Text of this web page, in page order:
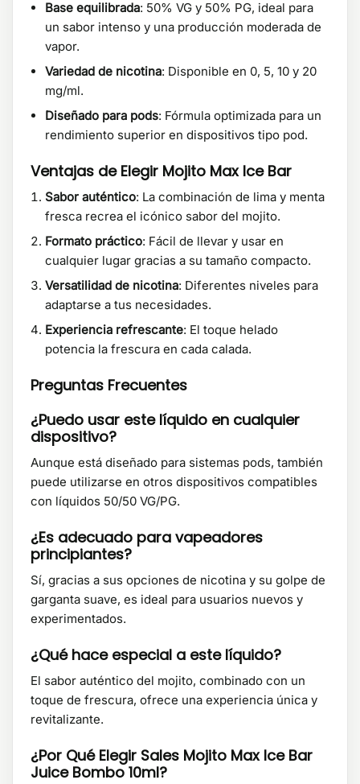
Base equilibrada: 50% VG y 50% PG, ideal para
un sabor intenso y una producción moderada de
vapor.
Variedad de nicotina: Disponible en 0, 5, 10 y 20
mg/ml.
Diseñado para pods: Fórmula optimizada para un
rendimiento superior en dispositivos tipo pod.
Ventajas de Elegir Mojito Max Ice Bar
Sabor auténtico: La combinación de lima y menta
fresca recrea el icónico sabor del mojito.
Formato práctico: Fácil de llevar y usar en
cualquier lugar gracias a su tamaño compacto.
Versatilidad de nicotina: Diferentes niveles para
adaptarse a tus necesidades.
Experiencia refrescante: El toque helado
potencia la frescura en cada calada.
Preguntas Frecuentes
¿Puedo usar este líquido en cualquier
dispositivo?
Aunque está diseñado para sistemas pods, también
puede utilizarse en otros dispositivos compatibles
con líquidos 50/50 VG/PG.
¿Es adecuado para vapeadores
principiantes?
Sí, gracias a sus opciones de nicotina y su golpe de
garganta suave, es ideal para usuarios nuevos y
experimentados.
¿Qué hace especial a este líquido?
El sabor auténtico del mojito, combinado con un
toque de frescura, ofrece una experiencia única y
revitalizante.
¿Por Qué Elegir Sales Mojito Max Ice Bar
Juice Bombo 10ml?